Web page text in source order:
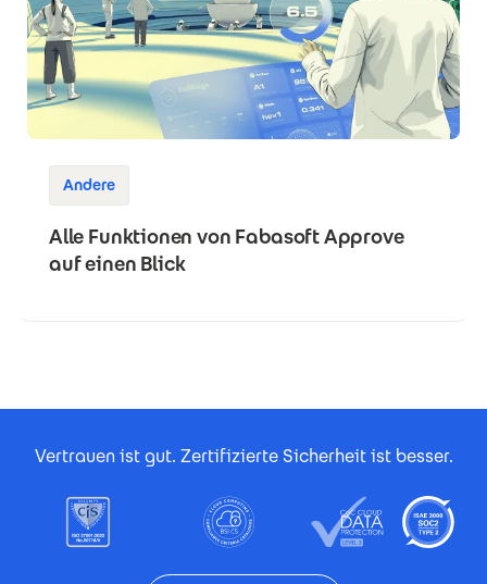
Andere
Alle Funktionen von Fabasoft Approve
auf einen Blick
Vertrauen ist gut. Zertifizierte Sicherheit ist besser.